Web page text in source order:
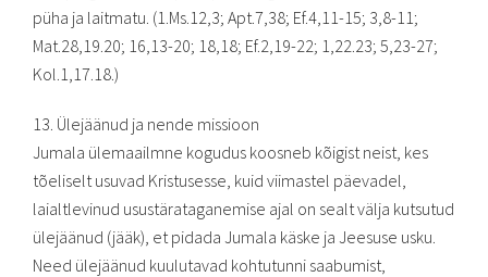
püha ja laitmatu. (1.Ms.12,3; Apt.7,38; Ef.4,11-15; 3,8-11;
Mat.28,19.20; 16,13-20; 18,18; Ef.2,19-22; 1,22.23; 5,23-27;
Kol.1,17.18.)
13. Ülejäänud ja nende missioon
Jumala ülemaailmne kogudus koosneb kõigist neist, kes
tõeliselt usuvad Kristusesse, kuid viimastel päevadel,
laialtlevinud usustärataganemise ajal on sealt välja kutsutud
ülejäänud (jääk), et pidada Jumala käske ja Jeesuse usku.
Need ülejäänud kuulutavad kohtutunni saabumist,